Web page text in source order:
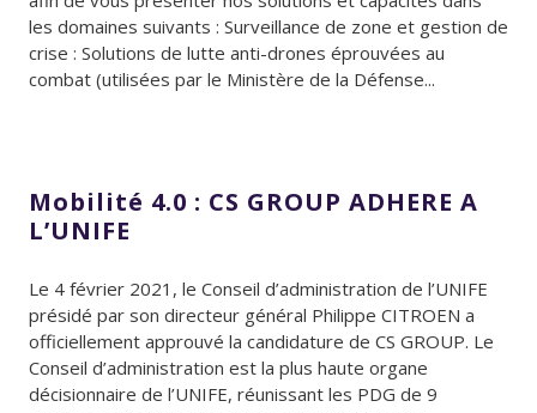
les domaines suivants : Surveillance de zone et gestion de
crise : Solutions de lutte anti-drones éprouvées au
combat (utilisées par le Ministère de la Défense...
Mobilité 4.0 : CS GROUP ADHERE A
L’UNIFE
Le 4 février 2021, le Conseil d’administration de l’UNIFE
présidé par son directeur général Philippe CITROEN a
officiellement approuvé la candidature de CS GROUP. Le
Conseil d’administration est la plus haute organe
décisionnaire de l’UNIFE, réunissant les PDG de 9